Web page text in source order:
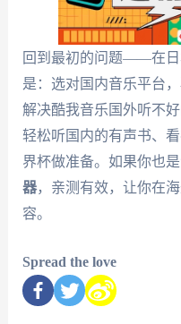
回到最初的问题——在日
是：选对国内音乐平台
解决酷我音乐国外听不
轻松听国内的有声书、
界杯做准备。如果你也
器，亲测有效，让你在
容。
Spread the love